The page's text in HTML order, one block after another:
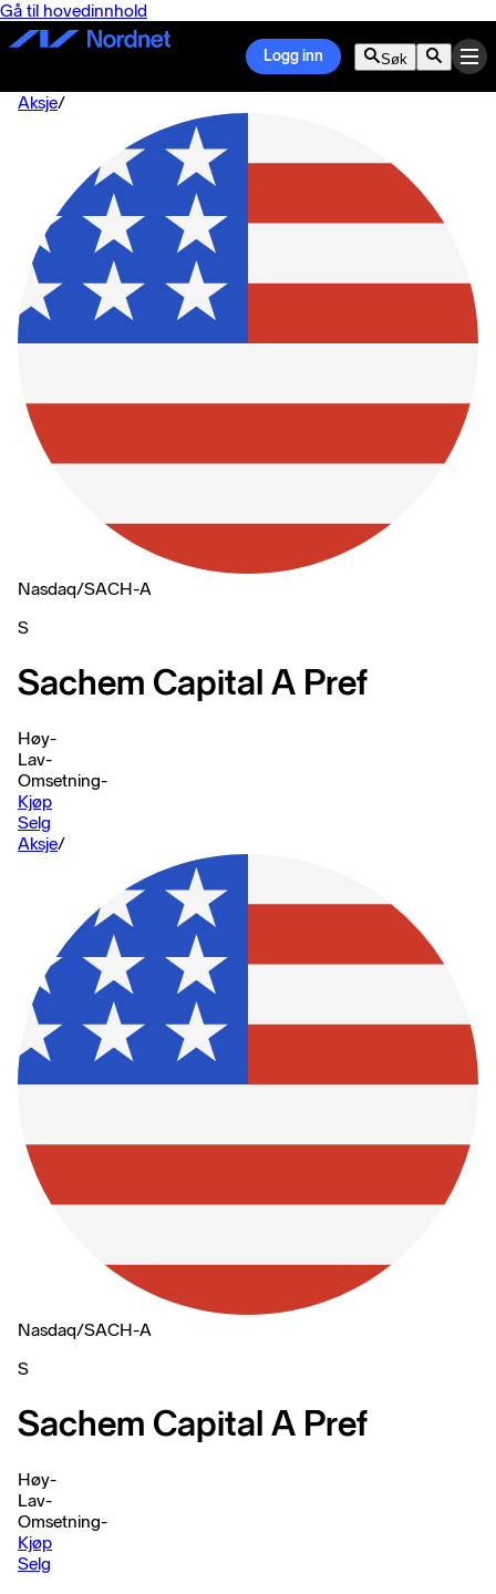
Gå til hovedinnhold
Logg inn Søk
Aksje/
Nasdaq/SACH-A
S
Sachem Capital A Pref
Høy-
Lav-
Omsetning-
Kjøp
Selg
Aksje/
Nasdaq/SACH-A
S
Sachem Capital A Pref
Høy-
Lav-
Omsetning-
Kjøp
Selg